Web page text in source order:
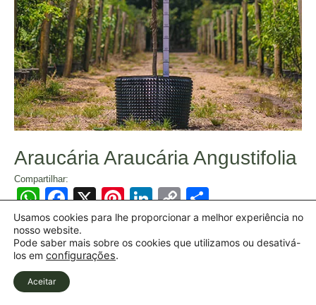
Araucária Araucária Angustifolia
Compartilhar:
WhatsApp
Facebook
X Pinterest
LinkedIn
Copy
Link
Share
Todos diretos reservados | Copyright 2026 ©
Usamos cookies para lhe proporcionar a melhor experiência no
nosso website.
Pode saber mais sobre os cookies que utilizamos ou desativá-
los em configurações.
Aceitar